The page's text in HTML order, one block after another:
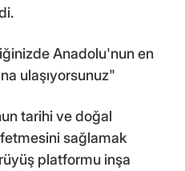
Anadolu'nun en
ulaşıyorsunuz"
tarihi ve doğal
sağlamak
platformu inşa